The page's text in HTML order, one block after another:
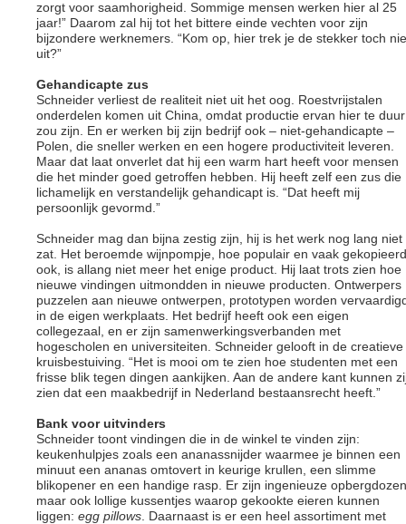
zorgt voor saamhorigheid. Sommige mensen werken hier al 25
jaar!” Daarom zal hij tot het bittere einde vechten voor zijn
bijzondere werknemers. “Kom op, hier trek je de stekker toch
uit?”
Gehandicapte zus
Schneider verliest de realiteit niet uit het oog. Roestvrijstalen
onderdelen komen uit China, omdat productie ervan hier te duur
zou zijn. En er werken bij zijn bedrijf ook – niet-gehandicapte –
Polen, die sneller werken en een hogere productiviteit leveren.
Maar dat laat onverlet dat hij een warm hart heeft voor mensen
die het minder goed getroffen hebben. Hij heeft zelf een zus die
lichamelijk en verstandelijk gehandicapt is. “Dat heeft mij
persoonlijk gevormd.”
Schneider mag dan bijna zestig zijn, hij is het werk nog lang niet
zat. Het beroemde wijnpompje, hoe populair en vaak gekopieerd
ook, is allang niet meer het enige product. Hij laat trots zien hoe
nieuwe vindingen uitmondden in nieuwe producten. Ontwerpers
puzzelen aan nieuwe ontwerpen, prototypen worden
in de eigen werkplaats. Het bedrijf heeft ook een eigen
collegezaal, en er zijn samenwerkingsverbanden met
hogescholen en universiteiten. Schneider gelooft in de creatieve
kruisbestuiving. “Het is mooi om te zien hoe studenten met een
frisse blik tegen dingen aankijken. Aan de andere kant kunnen
zien dat een maakbedrijf in Nederland bestaansrecht heeft.”
Bank voor uitvinders
Schneider toont vindingen die in de winkel te vinden zijn:
keukenhulpjes zoals een ananassnijder waarmee je binnen een
minuut een ananas omtovert in keurige krullen, een slimme
blikopener en een handige rasp. Er zijn ingenieuze
maar ook lollige kussentjes waarop gekookte eieren kunnen
liggen: egg pillows. Daarnaast is er een heel assortiment met